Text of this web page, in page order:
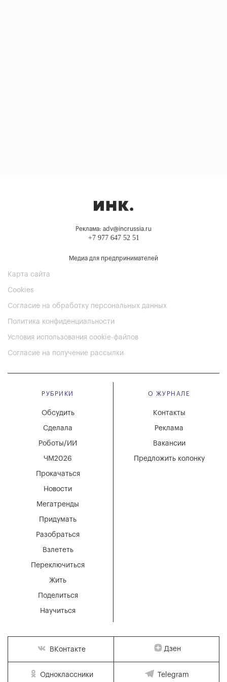
Реклама: adv@incrussia.ru
+7 977 647 52 51
Медиа для предпринимателей
Карта сайта
Cookies
Согласие на обработку персональных данных
Политика конфиденциальности
Условия использования cookie-файлов
Согласие на получение рассылки
РУБРИКИ
Мегатренды
Придумать
Разобраться
Взлететь
Новости
Переключиться
Жить
Поделиться
Научиться
Обсудить
Сделала
Роботы/ИИ
ЧМ2026
Прокачаться
О ЖУРНАЛЕ
Вакансии
Реклама
Контакты
Предложить колонку
ВКонтакте Дзен
Одноклассники Telegram